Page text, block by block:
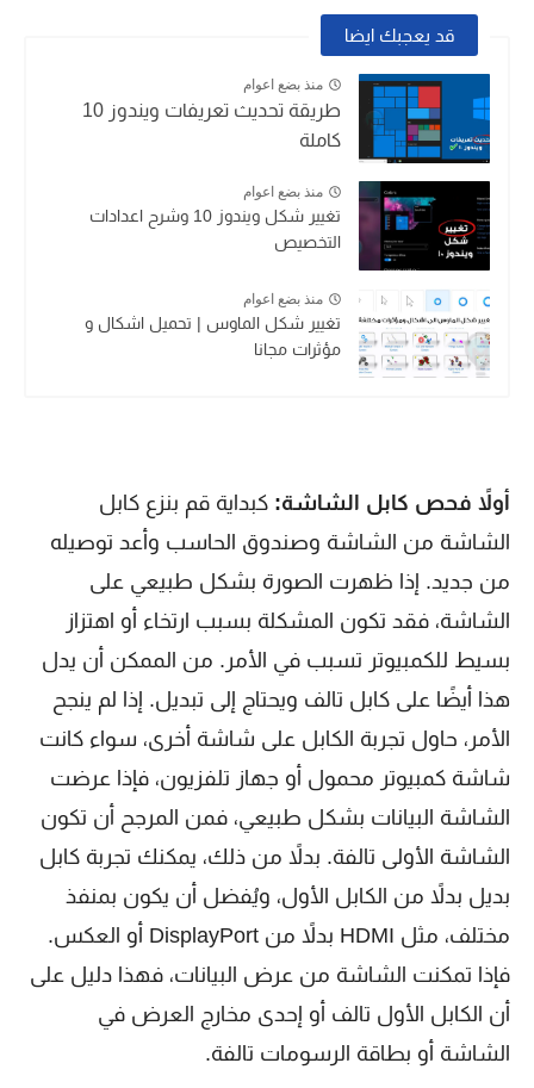
قد يعجبك ايضا
منذ بضع اعوام
طريقة تحديث تعريفات ويندوز 10
كاملة
منذ بضع اعوام
تغيير شكل ويندوز 10 وشرح اعدادات
التخصيص
منذ بضع اعوام
تغيير شكل الماوس | تحميل اشكال و
مؤثرات مجانا
أولاً فحص كابل الشاشة: كبداية قم بنزع كابل
الشاشة من الشاشة وصندوق الحاسب وأعد توصيله
من جديد. إذا ظهرت الصورة بشكل طبيعي على
الشاشة، فقد تكون المشكلة بسبب ارتخاء أو اهتزاز
بسيط للكمبيوتر تسبب في الأمر. من الممكن أن يدل
هذا أيضًا على كابل تالف ويحتاج إلى تبديل. إذا لم ينجح
الأمر، حاول تجربة الكابل على شاشة أخرى، سواء كانت
شاشة كمبيوتر محمول أو جهاز تلفزيون، فإذا عرضت
الشاشة البيانات بشكل طبيعي، فمن المرجح أن تكون
الشاشة الأولى تالفة. بدلاً من ذلك، يمكنك تجربة كابل
بديل بدلاً من الكابل الأول، ويُفضل أن يكون بمنفذ
مختلف، مثل HDMI بدلاً من DisplayPort أو العكس.
فإذا تمكنت الشاشة من عرض البيانات، فهذا دليل على
أن الكابل الأول تالف أو إحدى مخارج العرض في
الشاشة أو بطاقة الرسومات تالفة.